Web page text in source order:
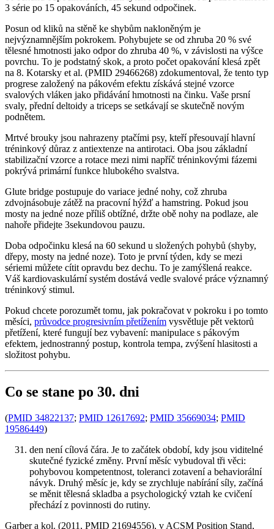
3 série po 15 opakováních, 45 sekund odpočinek.
Posun od kliků na stěně ke shybům nakloněným je
nejvýznamnějším pokrokem. Pohybujete se od zhruba 20 % své
tělesné hmotnosti jako odpor do zhruba 40 %, v závislosti na výšce
povrchu. To je podstatný skok, a proto počet opakování klesá zpět
na 8. Kotarsky et al. (PMID 29466268) zdokumentoval, že tento typ
progrese založený na pákovém efektu získává stejné vzorce
svalových vláken jako přidávání hmotnosti na činku. Vaše prsní
svaly, přední deltoidy a triceps se setkávají se skutečně novým
podnětem.
Mrtvé brouky jsou nahrazeny ptačími psy, kteří přesouvají hlavní
tréninkový důraz z antiextenze na antirotaci. Oba jsou základní
stabilizační vzorce a rotace mezi nimi napříč tréninkovými fázemi
pokrývá primární funkce hlubokého svalstva.
Glute bridge postupuje do variace jedné nohy, což zhruba
zdvojnásobuje zátěž na pracovní hýžď a hamstring. Pokud jsou
mosty na jedné noze příliš obtížné, držte obě nohy na podlaze, ale
nahoře přidejte 3sekundovou pauzu.
Doba odpočinku klesá na 60 sekund u složených pohybů (shyby,
dřepy, mosty na jedné noze). Toto je první týden, kdy se mezi
sériemi můžete cítit opravdu bez dechu. To je zamýšlená reakce.
Váš kardiovaskulární systém dostává vedle svalové práce významný
tréninkový stimul.
Pokud chcete porozumět tomu, jak pokračovat v pokroku i po tomto
měsíci, průvodce progresivním přetížením vysvětluje pět vektorů
přetížení, které fungují bez vybavení: manipulace s pákovým
efektem, jednostranný postup, kontrola tempa, zvýšení hlasitosti a
složitost pohybu.
Co se stane po 30. dni
(PMID 34822137; PMID 12617692; PMID 35669034; PMID
19586449)
den není cílová čára. Je to začátek období, kdy jsou viditelné
skutečné fyzické změny. První měsíc vybudoval tři věci:
pohybovou kompetentnost, toleranci zotavení a behaviorální
návyk. Druhý měsíc je, kdy se zrychluje nabírání síly, začíná
se měnit tělesná skladba a psychologický vztah ke cvičení
přechází z povinnosti do rutiny.
Garber a kol. (2011, PMID 21694556), v ACSM Position Stand,